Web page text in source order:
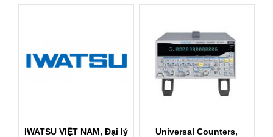
IWATSU VIỆT NAM, Đại lý
Universal Counters,